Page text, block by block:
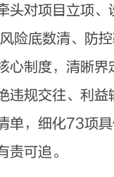
头对项目立项
险底数清、防
心制度，清晰
规交往、利
单，细化73项
可追。